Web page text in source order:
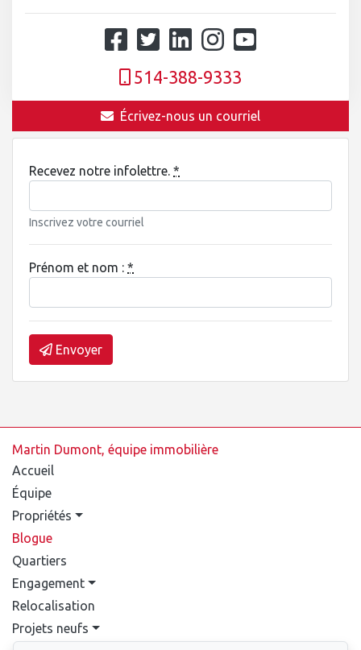
514-388-9333
Écrivez-nous un courriel
Recevez notre infolettre. *
Inscrivez votre courriel
Prénom et nom : *
Envoyer
Martin Dumont, équipe immobilière
Accueil
Équipe
Propriétés
Blogue
Quartiers
Engagement
Relocalisation
Projets neufs